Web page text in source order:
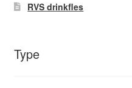
RVS drinkfles
Type